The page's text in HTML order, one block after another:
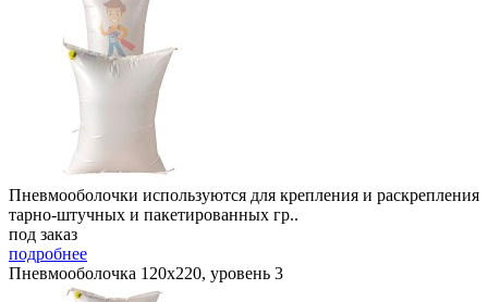
Пневмооболочки используются для крепления и раскрепления
тарно-штучных и пакетированных гр..
под заказ
подробнее
Пневмооболочка 120х220, уровень 3